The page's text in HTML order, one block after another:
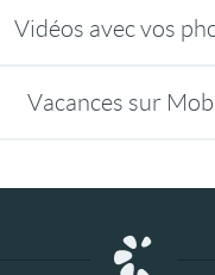
Vidéos avec vos
Vacances sur